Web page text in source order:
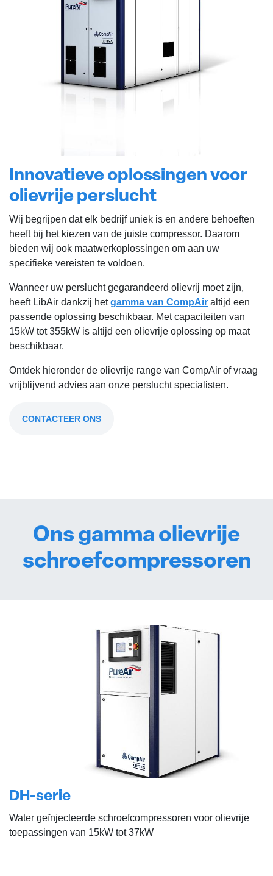
Innovatieve oplossingen voor
olievrije perslucht
Wij begrijpen dat elk bedrijf uniek is en andere behoeften
heeft bij het kiezen van de juiste compressor. Daarom
bieden wij ook maatwerkoplossingen om aan uw
specifieke vereisten te voldoen.
Wanneer uw perslucht gegarandeerd olievrij moet zijn,
heeft LibAir dankzij hetgamma van CompAir altijd een
passende oplossing beschikbaar. Met capaciteiten van
15kW tot 355kW is altijd een olievrije oplossing op maat
beschikbaar.
Ontdek hieronder de olievrije range van CompAir of vraag
vrijblijvend advies aan onze perslucht specialisten.
CONTACTEER ONS
​Ons gamma olievrije
schroefcompressoren
DH-serie
Water geïnjecteerde schroefcompressoren voor olievrije
toepassingen van 15kW tot 37kW